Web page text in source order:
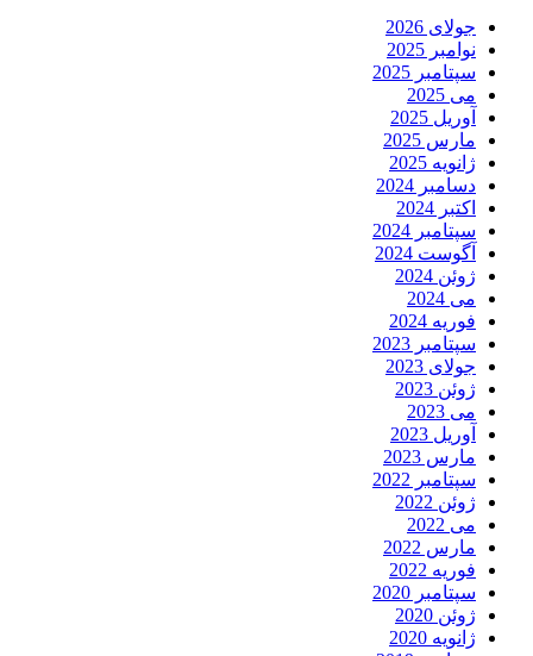
جولای 2026
نوامبر 2025
سپتامبر 2025
می 2025
آوریل 2025
مارس 2025
ژانویه 2025
دسامبر 2024
اکتبر 2024
سپتامبر 2024
آگوست 2024
ژوئن 2024
می 2024
فوریه 2024
سپتامبر 2023
جولای 2023
ژوئن 2023
می 2023
آوریل 2023
مارس 2023
سپتامبر 2022
ژوئن 2022
می 2022
مارس 2022
فوریه 2022
سپتامبر 2020
ژوئن 2020
ژانویه 2020